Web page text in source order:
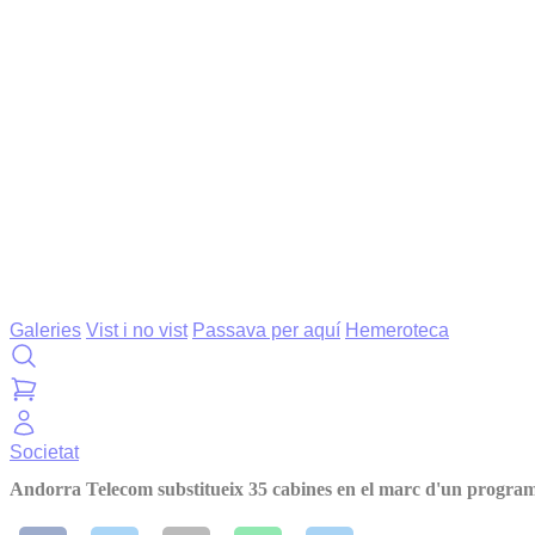
Galeries Vist i no vist Passava per aquí Hemeroteca
Societat
Andorra Telecom substitueix 35 cabines en el marc d'un